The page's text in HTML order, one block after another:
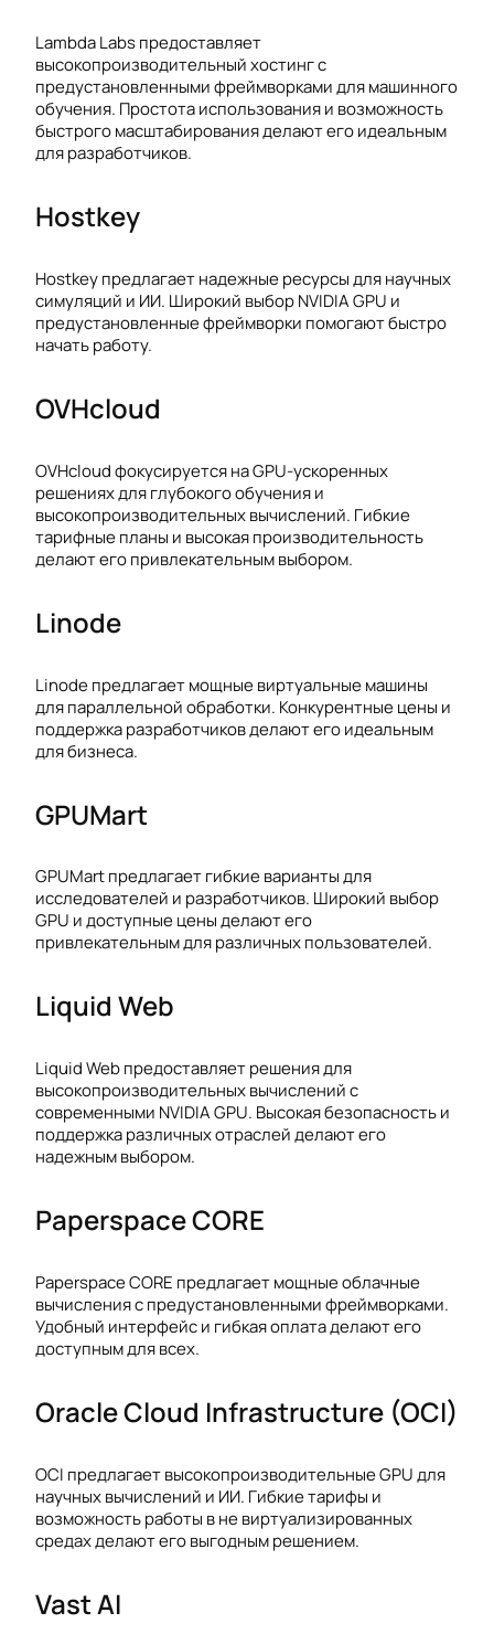
Lambda Labs предоставляет
высокопроизводительный хостинг с
предустановленными фреймворками для машинного
обучения. Простота использования и возможность
быстрого масштабирования делают его идеальным
для разработчиков.
Hostkey
Hostkey предлагает надежные ресурсы для научных
симуляций и ИИ. Широкий выбор NVIDIA GPU и
предустановленные фреймворки помогают быстро
начать работу.
OVHcloud
OVHcloud фокусируется на GPU-ускоренных
решениях для глубокого обучения и
высокопроизводительных вычислений. Гибкие
тарифные планы и высокая производительность
делают его привлекательным выбором.
Linode
Linode предлагает мощные виртуальные машины
для параллельной обработки. Конкурентные цены и
поддержка разработчиков делают его идеальным
для бизнеса.
GPUMart
GPUMart предлагает гибкие варианты для
исследователей и разработчиков. Широкий выбор
GPU и доступные цены делают его
привлекательным для различных пользователей.
Liquid Web
Liquid Web предоставляет решения для
высокопроизводительных вычислений с
современными NVIDIA GPU. Высокая безопасность и
поддержка различных отраслей делают его
надежным выбором.
Paperspace CORE
Paperspace CORE предлагает мощные облачные
вычисления с предустановленными фреймворками.
Удобный интерфейс и гибкая оплата делают его
доступным для всех.
Oracle Cloud Infrastructure (OCI)
OCI предлагает высокопроизводительные GPU для
научных вычислений и ИИ. Гибкие тарифы и
возможность работы в не виртуализированных
средах делают его выгодным решением.
Vast AI